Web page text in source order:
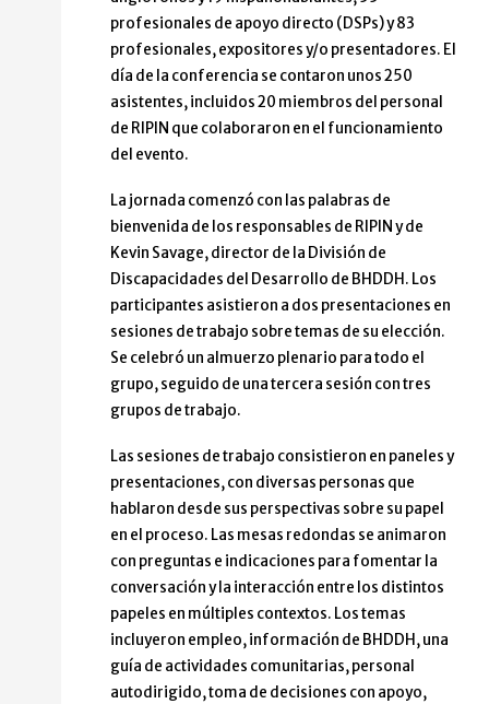
profesionales de apoyo directo (DSPs) y 83
profesionales, expositores y/o presentadores. El
día de la conferencia se contaron unos 250
asistentes, incluidos 20 miembros del personal
de RIPIN que colaboraron en el funcionamiento
del evento.
La jornada comenzó con las palabras de
bienvenida de los responsables de RIPIN y de
Kevin Savage, director de la División de
Discapacidades del Desarrollo de BHDDH. Los
participantes asistieron a dos presentaciones en
sesiones de trabajo sobre temas de su elección.
Se celebró un almuerzo plenario para todo el
grupo, seguido de una tercera sesión con tres
grupos de trabajo.
Las sesiones de trabajo consistieron en paneles y
presentaciones, con diversas personas que
hablaron desde sus perspectivas sobre su papel
en el proceso. Las mesas redondas se animaron
con preguntas e indicaciones para fomentar la
conversación y la interacción entre los distintos
papeles en múltiples contextos. Los temas
incluyeron empleo, información de BHDDH, una
guía de actividades comunitarias, personal
autodirigido, toma de decisiones con apoyo,